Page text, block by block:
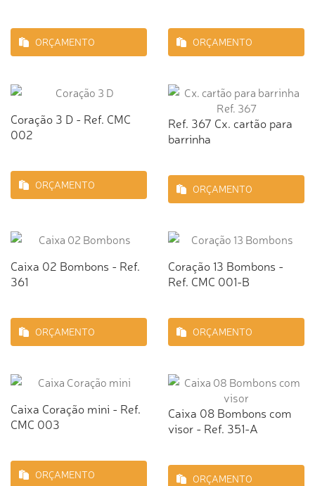
ORÇAMENTO ORÇAMENTO
Coração 3 D - Ref. CMC
002
ORÇAMENTO
Ref. 367 Cx. cartão para
barrinha
ORÇAMENTO
Caixa 02 Bombons - Ref.
361
ORÇAMENTO
Coração 13 Bombons -
Ref. CMC 001-B
ORÇAMENTO
Caixa Coração mini - Ref.
CMC 003
ORÇAMENTO
Caixa 08 Bombons com
visor - Ref. 351-A
ORÇAMENTO